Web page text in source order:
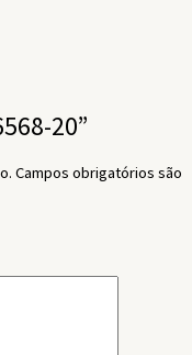
20”
Campos obrigatórios são